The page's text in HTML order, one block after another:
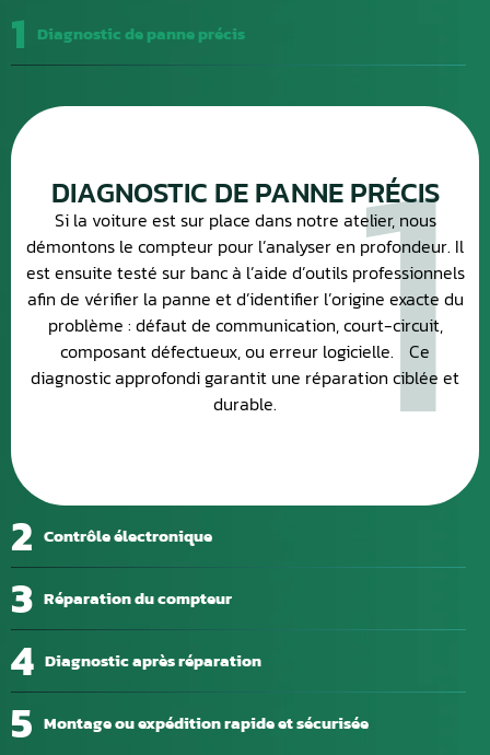
1 Diagnostic de panne précis
2 Contrôle électronique
3 Réparation du compteur
4 Diagnostic après réparation
5 Montage ou expédition rapide et sécurisée
1
DIAGNOSTIC DE PANNE PRÉCIS
Si la voiture est sur place dans notre atelier, nous
démontons le compteur pour l’analyser en profondeur. Il
est ensuite testé sur banc à l’aide d’outils professionnels
afin de vérifier la panne et d’identifier l’origine exacte du
problème : défaut de communication, court-circuit,
composant défectueux, ou erreur logicielle. Ce
diagnostic approfondi garantit une réparation ciblée et
durable.